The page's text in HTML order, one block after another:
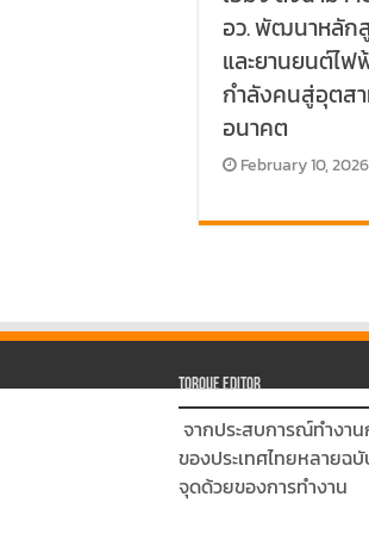
อว. พัฒนาหลัก
และยานยนต์ไฟ
กำลังคนสู่อุตส
อนาคต
February 10, 2026
Torque Editor
จากประสบการณ์ทำงา
ของประเทศไทยหลายฉ
จุดด้วยของการทำงาน